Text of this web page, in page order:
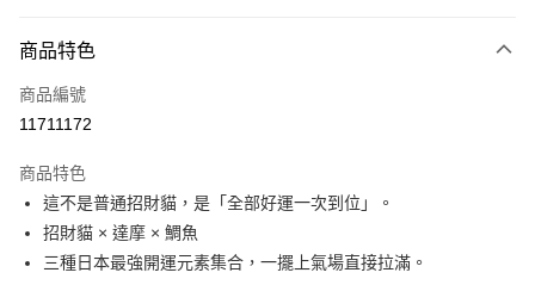
信用卡一次付款
信用卡分期付款
合作金庫商業銀行
華南商業銀行
彰化商業銀行
上海商業儲蓄銀行
國泰世華商業銀行
兆豐國際商業銀行
超商取貨付款
LINE Pay
商品特色
商品編號
11711172
商品特色
這不是普通招財貓，是「全部好運一次到位」。
招財貓 × 達摩 × 鯛魚
三種日本最強開運元素集合，一擺上氣場直接拉滿。